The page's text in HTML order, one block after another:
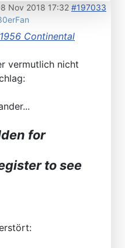
Nov 2018 17:32 #197033
Continental
vermutlich nicht
for
to see